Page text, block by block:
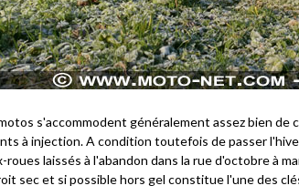
s'accommodent généralement assez bien
à injection. A condition toutefois de passer
roues laissés à l'abandon dans la rue d'octobre à
sec et si possible hors gel constitue l'une des